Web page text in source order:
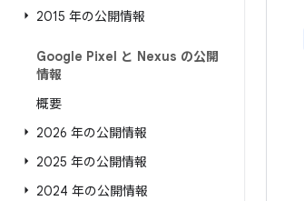
2015 年の公開情報
Google Pixel と Nexus の公開
情報
概要
2026 年の公開情報
2025 年の公開情報
2024 年の公開情報